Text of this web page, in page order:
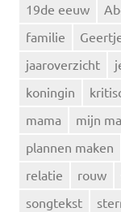
19de eeuw
familie
jaaroverzicht
koningin
mama
mijn
plannen maken
relatie
rouw
songtekst